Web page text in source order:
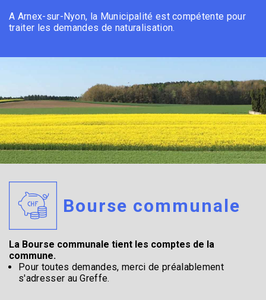
A Arnex-sur-Nyon, la Municipalité est compétente pour
traiter les demandes de naturalisation.
Bourse communale
La Bourse communale tient les comptes de la
commune.
Pour toutes demandes, merci de préalablement
s'adresser au Greffe.